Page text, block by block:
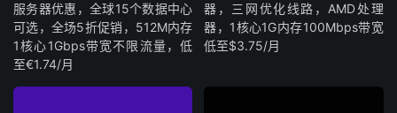
服务器优惠，全球15个数据中心
可选，全场5折促销，512M内存
1核心1Gbps带宽不限流量，低
至€1.74/月
器，三网优化线路，AMD处理
器，1核心1G内存100Mbps带宽
低至$3.75/月